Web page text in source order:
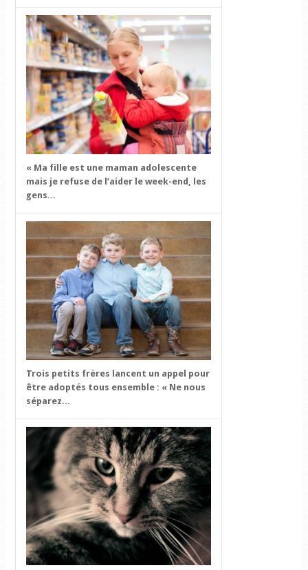
« Ma fille est une maman adolescente
mais je refuse de l’aider le week-end, les
gens...
Trois petits frères lancent un appel pour
être adoptés tous ensemble : « Ne nous
séparez...